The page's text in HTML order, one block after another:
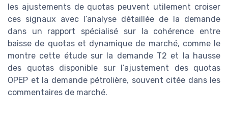
les ajustements de quotas peuvent utilement croiser
ces signaux avec l’analyse détaillée de la demande
dans un rapport spécialisé sur la cohérence entre
baisse de quotas et dynamique de marché, comme le
montre cette étude sur la demande T2 et la hausse
des quotas disponible sur l’ajustement des quotas
OPEP et la demande pétrolière, souvent citée dans les
commentaires de marché.